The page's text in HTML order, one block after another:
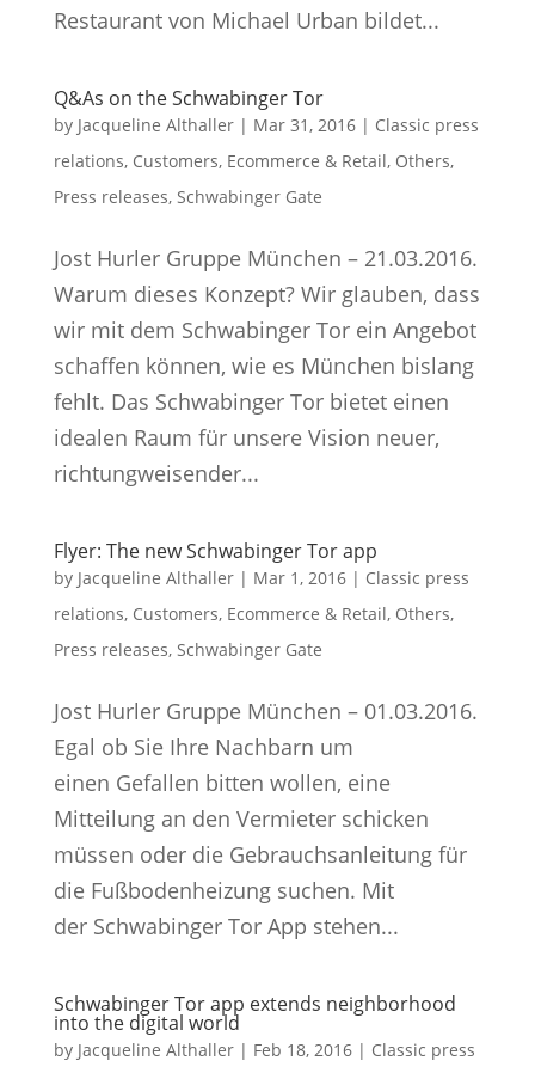
Restaurant von Michael Urban bildet...
Q&As on the Schwabinger Tor
by Jacqueline Althaller| Mar 31, 2016| Classic press
relations, Customers, Ecommerce & Retail, Others,
Press releases, Schwabinger Gate
Jost Hurler Gruppe München – 21.03.2016.
Warum dieses Konzept? Wir glauben, dass
wir mit dem Schwabinger Tor ein Angebot
schaffen können, wie es München bislang
fehlt. Das Schwabinger Tor bietet einen
idealen Raum für unsere Vision neuer,
richtungweisender...
Flyer: The new Schwabinger Tor app
by Jacqueline Althaller| Mar 1, 2016| Classic press
relations, Customers, Ecommerce & Retail, Others,
Press releases, Schwabinger Gate
Jost Hurler Gruppe München – 01.03.2016.
Egal ob Sie Ihre Nachbarn um
einen Gefallen bitten wollen, eine
Mitteilung an den Vermieter schicken
müssen oder die Gebrauchsanleitung für
die Fußbodenheizung suchen. Mit
der Schwabinger Tor App stehen...
Schwabinger Tor app extends neighborhood
into the digital world
by Jacqueline Althaller| Feb 18, 2016| Classic press